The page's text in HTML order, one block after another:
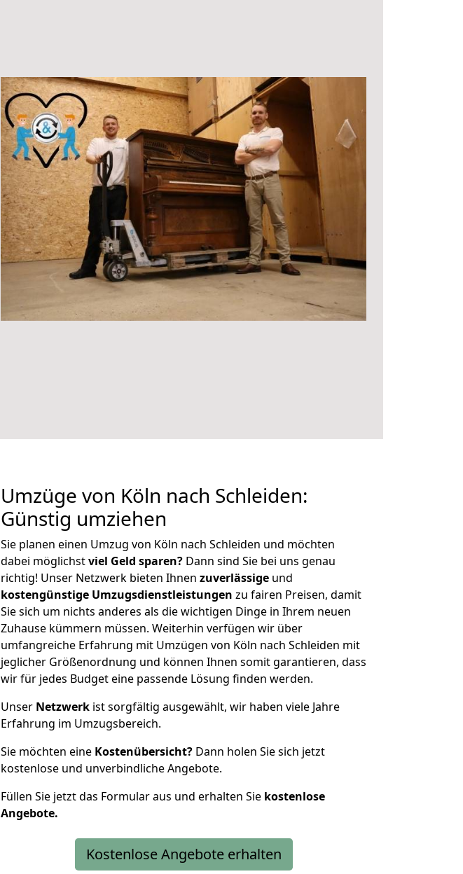
Umzüge von Köln nach Schleiden:
Günstig umziehen
Sie planen einen Umzug von Köln nach Schleiden und möchten
dabei möglichstviel Geld sparen? Dann sind Sie bei uns genau
richtig! Unser Netzwerk bieten Ihnen zuverlässige und
kostengünstige Umzugsdienstleistungen zu fairen Preisen, damit
Sie sich um nichts anderes als die wichtigen Dinge in Ihrem neuen
Zuhause kümmern müssen. Weiterhin verfügen wir über
umfangreiche Erfahrung mit Umzügen von Köln nach Schleiden mit
jeglicher Größenordnung und können Ihnen somit garantieren, dass
wir für jedes Budget eine passende Lösung finden werden.
Unser Netzwerk ist sorgfältig ausgewählt, wir haben viele Jahre
Erfahrung im Umzugsbereich.
Sie möchten eine Kostenübersicht? Dann holen Sie sich jetzt
kostenlose und unverbindliche Angebote.
Füllen Sie jetzt das Formular aus und erhalten Sie kostenlose
Angebote.
Kostenlose Angebote erhalten